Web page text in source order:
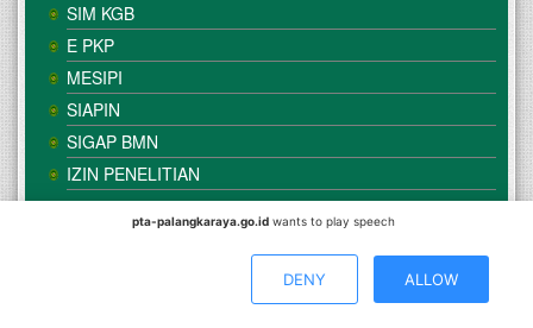
SIM KGB
E PKP
MESIPI
SIAPIN
SIGAP BMN
IZIN PENELITIAN
Agama Palangka Raya
Direkomendasikan Menggunakan Browser :
Mozilla Firefox
Google Chrome
pta-palangkaraya.go.id wants to play speech
DENY ALLOW